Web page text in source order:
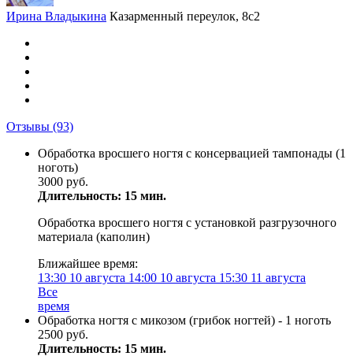
Ирина Владыкина Казарменный переулок, 8с2
Отзывы (93)
Обработка вросшего ногтя с консервацией тампонады (1
ноготь)
3000 руб.
Длительность: 15 мин.
Обработка вросшего ногтя с установкой разгрузочного
материала (каполин)
Ближайшее время:
13:30 10 августа 14:00 10 августа 15:30 11 августа
Все
время
Обработка ногтя с микозом (грибок ногтей) - 1 ноготь
2500 руб.
Длительность: 15 мин.